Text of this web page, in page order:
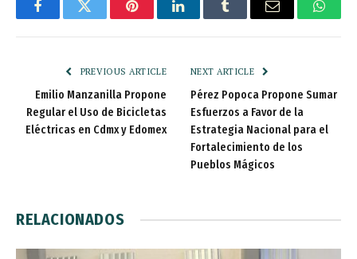
FacebookTwitter PinterestLinkedInTumblr Email
PREVIOUS ARTICLE
Emilio Manzanilla Propone
Regular el Uso de Bicicletas
Eléctricas en Cdmx y Edomex
NEXT ARTICLE
Pérez Popoca Propone Sumar
Esfuerzos a Favor de la
Estrategia Nacional para el
Fortalecimiento de los
Pueblos Mágicos
RELACIONADOS